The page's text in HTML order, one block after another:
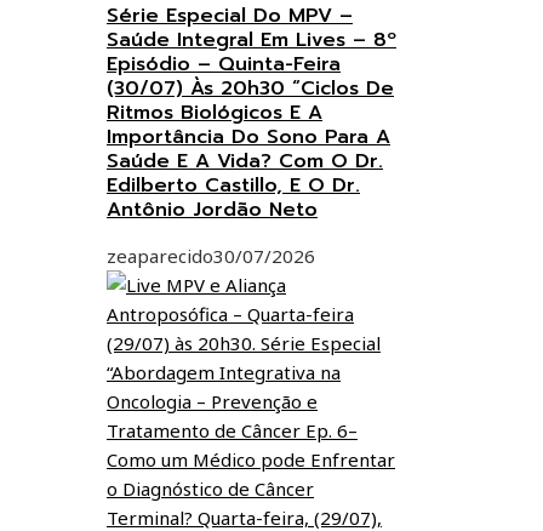
Série Especial Do MPV –
Saúde Integral Em Lives – 8º
Episódio – Quinta-Feira
(30/07) Às 20h30 “Ciclos De
Ritmos Biológicos E A
Importância Do Sono Para A
Saúde E A Vida? Com O Dr.
Edilberto Castillo, E O Dr.
Antônio Jordão Neto
zeaparecido30/07/2026